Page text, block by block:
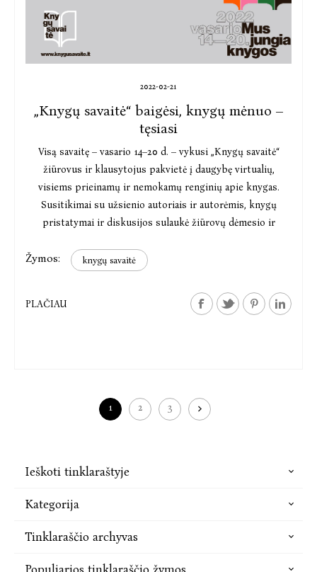
2022-02-21
„Knygų savaitė“ baigėsi, knygų mėnuo –
tęsiasi
Visą savaitę – vasario 14–20 d. – vykusi „Knygų savaitė“
žiūrovus ir klausytojus pakvietė į daugybę virtualių,
visiems prieinamų ir nemokamų renginių apie knygas.
Susitikimai su užsienio autoriais ir autorėmis, knygų
pristatymai ir diskusijos sulaukė žiūrovų dėmesio ir
Žymos: knygų savaitė
PLAČIAU
1 2 3
Ieškoti tinklaraštyje
Kategorija
Tinklaraščio archyvas